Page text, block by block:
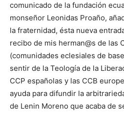
comunicado de la fundación
monseñor Leonidas Proaño,
la fraternidad, ésta nueva
recibo de mis herman@s de las
(comunidades eclesiales de
sentir de la Teología de la
CCP españolas y las CCB
ayuda para difundir la
de Lenin Moreno que acaba de